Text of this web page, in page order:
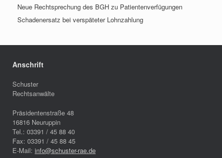
Neue Rechtsprechung des BGH zu Patientenverfügungen
Schadenersatz bei verspäteter Lohnzahlung
Anschrift
Schuster
Rechtsanwälte
Präsidentenstraße 48
16816 Neuruppin
Tel.: 03391 / 45 88 40
Fax: 03391 / 45 88 45
E-Mail: info@schuster-rae.de